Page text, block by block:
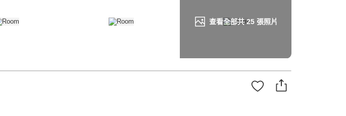
查看全部共25張照片